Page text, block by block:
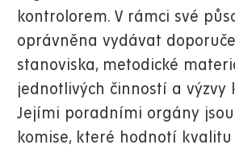
kontrolorem. V rámci své
oprávněna vydávat
stanoviska, metodické
jednotlivých činností a výzvy
Jejími poradními orgány
komise, které hodnotí